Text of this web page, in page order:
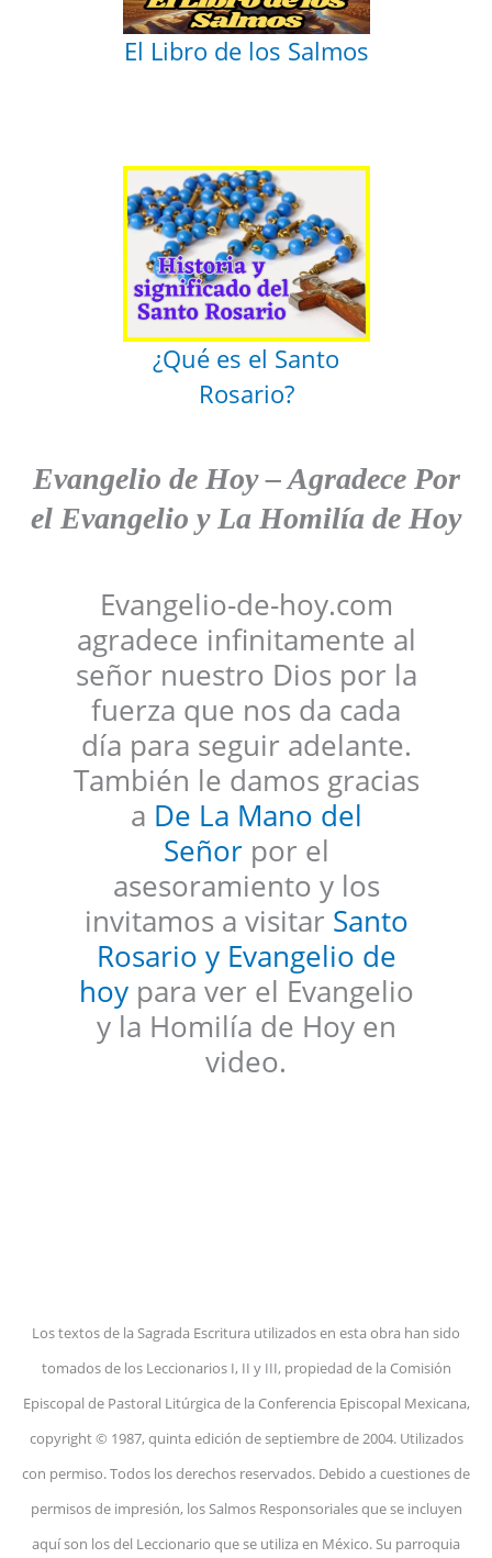
El Libro de los Salmos
¿Qué es el Santo
Rosario?
Evangelio de Hoy–Agradece Por
el Evangelio y La Homilía de Hoy
Evangelio-de-hoy.com
agradece infinitamente al
señor nuestro Dios por la
fuerza que nos da cada
día para seguir adelante.
También le damos gracias
a De La Mano del
Señorpor el
asesoramiento y los
invitamos a visitar Santo
Rosario y Evangelio de
hoypara ver el Evangelio
y la Homilía de Hoy en
video.
Los textos de la Sagrada Escritura utilizados en esta obra han sido
tomados de los Leccionarios I, II y III, propiedad de la Comisión
Episcopal de Pastoral Litúrgica de la Conferencia Episcopal Mexicana,
copyright © 1987, quinta edición de septiembre de 2004. Utilizados
con permiso. Todos los derechos reservados. Debido a cuestiones de
permisos de impresión, los Salmos Responsoriales que se incluyen
aquí son los del Leccionario que se utiliza en México. Su parroquia